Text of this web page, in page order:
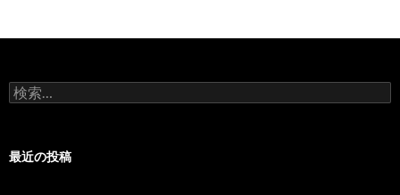
検
索:
最近の投稿